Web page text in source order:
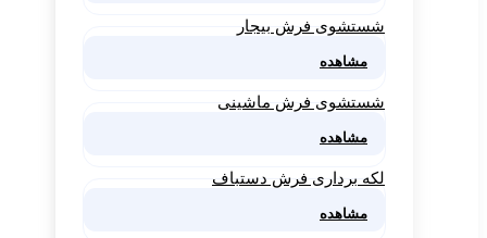
شستشوی فرش بیجار
مشاهده
شستشوی فرش ماشینی
مشاهده
لکه برداری فرش دستباف
مشاهده